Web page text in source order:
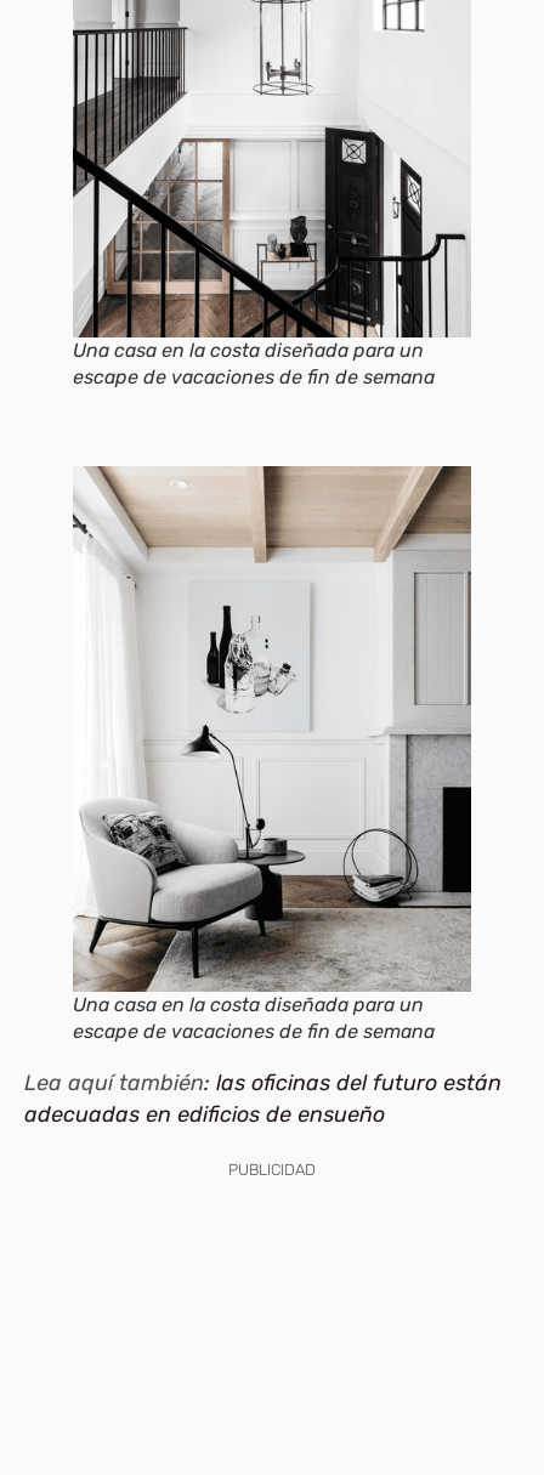
Una casa en la costa diseñada para un
escape de vacaciones de fin de semana
Una casa en la costa diseñada para un
escape de vacaciones de fin de semana
Lea aquí también: las oficinas del futuro están
adecuadas en edificios de ensueño
PUBLICIDAD